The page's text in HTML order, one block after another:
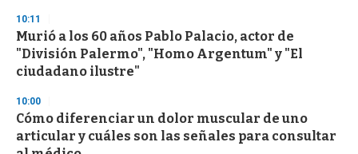
s
e
c
o
n
10:11
Murió a los 60 años Pablo Palacio, actor de
"División Palermo", "Homo Argentum" y "El
ciudadano ilustre"
10:00
Cómo diferenciar un dolor muscular de uno
articular y cuáles son las señales para consultar